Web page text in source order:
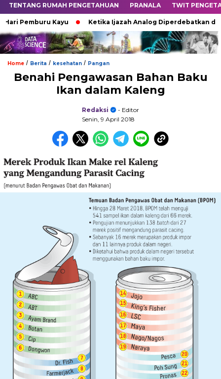
TENTANG RUMAH PENGETAHUAN PRANALA TWIT
Pemburu Kayu Ketika Ijazah Analog Diperdebatkan di
Home / Berita / kesehatan / Pangan
Benahi Pengawasan Bahan Baku
Ikan dalam Kaleng
Redaksi
- Editor
Senin, 9 April 2018